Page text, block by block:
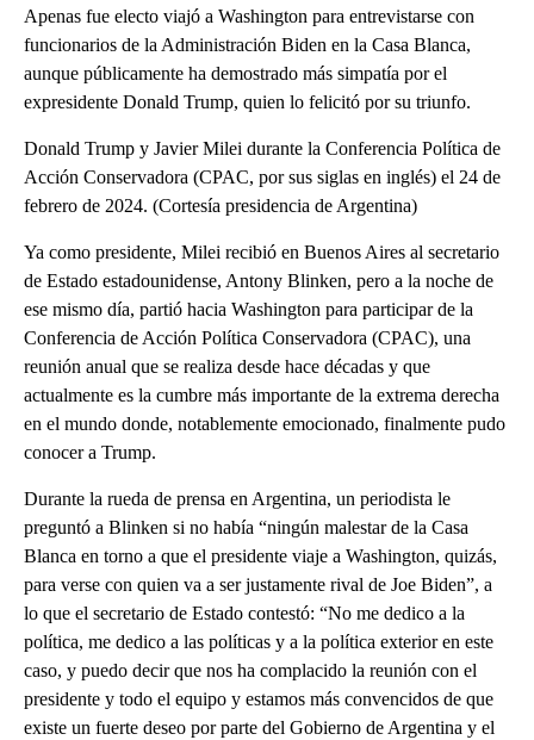
Apenas fue electo viajó a Washington para entrevistarse con
funcionarios de la Administración Biden en la Casa Blanca,
aunque públicamente ha demostrado más simpatía por el
expresidente Donald Trump, quien lo felicitó por su triunfo.
Donald Trump y Javier Milei durante la Conferencia Política de
Acción Conservadora (CPAC, por sus siglas en inglés) el 24 de
febrero de 2024. (Cortesía presidencia de Argentina)
Ya como presidente, Milei recibió en Buenos Aires al secretario
de Estado estadounidense, Antony Blinken, pero a la noche de
ese mismo día, partió hacia Washington para participar de la
Conferencia de Acción Política Conservadora (CPAC), una
reunión anual que se realiza desde hace décadas y que
actualmente es la cumbre más importante de la extrema derecha
en el mundo donde, notablemente emocionado, finalmente pudo
conocer a Trump.
Durante la rueda de prensa en Argentina, un periodista le
preguntó a Blinken si no había “ningún malestar de la Casa
Blanca en torno a que el presidente viaje a Washington, quizás,
para verse con quien va a ser justamente rival de Joe Biden”, a
lo que el secretario de Estado contestó: “No me dedico a la
política, me dedico a las políticas y a la política exterior en este
caso, y puedo decir que nos ha complacido la reunión con el
presidente y todo el equipo y estamos más convencidos de que
existe un fuerte deseo por parte del Gobierno de Argentina y el